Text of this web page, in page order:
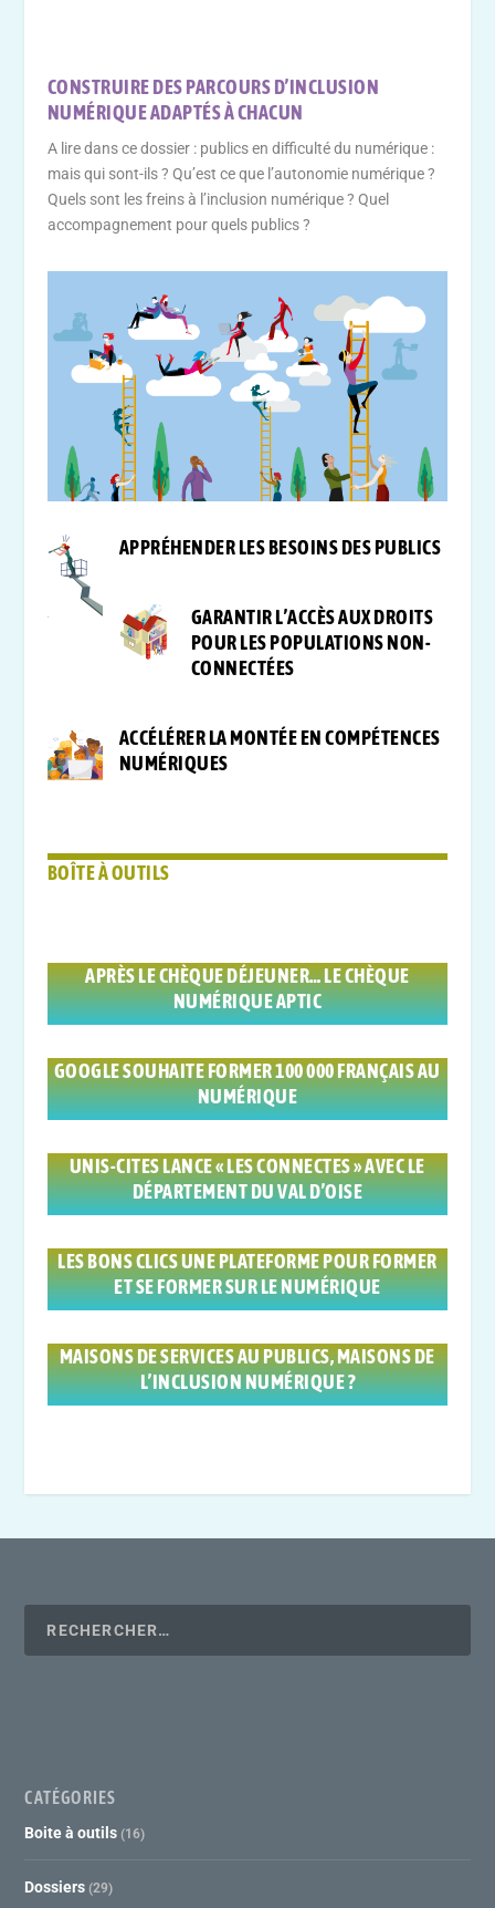
CONSTRUIRE DES PARCOURS D’INCLUSION
NUMÉRIQUE ADAPTÉS À CHACUN
A lire dans ce dossier : publics en difficulté du numérique :
mais qui sont-ils ? Qu’est ce que l’autonomie numérique ?
Quels sont les freins à l’inclusion numérique ? Quel
accompagnement pour quels publics ?
APPRÉHENDER LES BESOINS DES PUBLICS
GARANTIR L’ACCÈS AUX DROITS
POUR LES POPULATIONS NON-
CONNECTÉES
ACCÉLÉRER LA MONTÉE EN COMPÉTENCES
NUMÉRIQUES
BOÎTE À OUTILS
APRÈS LE CHÈQUE DÉJEUNER… LE CHÈQUE
NUMÉRIQUE APTIC
GOOGLE SOUHAITE FORMER 100 000 FRANÇAIS AU
NUMÉRIQUE
UNIS-CITES LANCE « LES CONNECTES » AVEC LE
DÉPARTEMENT DU VAL D’OISE
LES BONS CLICS UNE PLATEFORME POUR FORMER
ET SE FORMER SUR LE NUMÉRIQUE
MAISONS DE SERVICES AU PUBLICS, MAISONS DE
L’INCLUSION NUMÉRIQUE ?
CATÉGORIES
Boite à outils (16)
Dossiers (29)